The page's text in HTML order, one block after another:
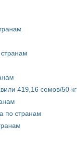
419,16 сомов/50 кг
по странам